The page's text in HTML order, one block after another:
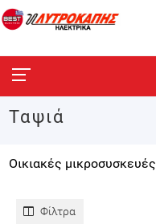
Ταψιά
Οικιακές μικροσυσκευές
Φίλτρα